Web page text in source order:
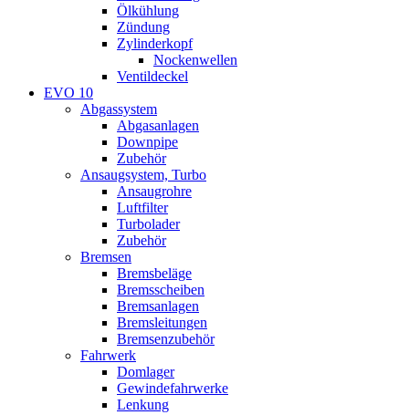
Ölkühlung
Zündung
Zylinderkopf
Nockenwellen
Ventildeckel
EVO 10
Abgassystem
Abgasanlagen
Downpipe
Zubehör
Ansaugsystem, Turbo
Ansaugrohre
Luftfilter
Turbolader
Zubehör
Bremsen
Bremsbeläge
Bremsscheiben
Bremsanlagen
Bremsleitungen
Bremsenzubehör
Fahrwerk
Domlager
Gewindefahrwerke
Lenkung